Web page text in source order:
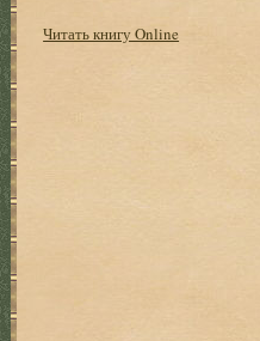
Читать книгу Online